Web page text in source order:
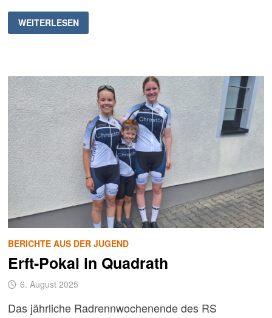
BAHNSCHNUPPERTAG
AUF
DER
WEITERLESEN
BERICHTE AUS DER JUGEND
Erft-Pokal in Quadrath
6. August 2025
Das jährliche Radrennwochenende des RS